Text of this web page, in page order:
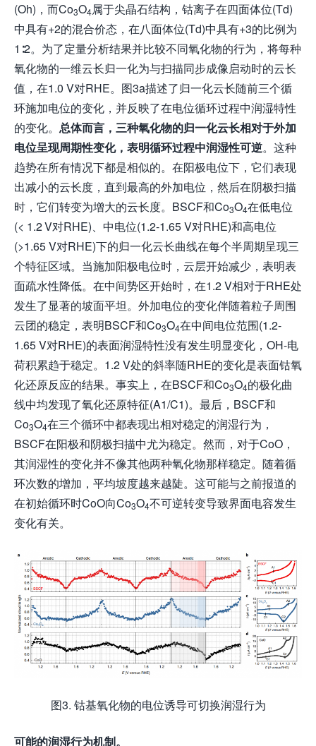
(Oh)，而Co3O4属于尖晶石结构，钴离子在四面体位(Td)
中具有+2的混合价态，在八面体位(Td)中具有+3的比例为
1∶2。为了定量分析结果并比较不同氧化物的行为，将每种
氧化物的一维云长归一化为与扫描同步成像启动时的云长
值，在1.0 V对RHE。图3a描述了归一化云长随前三个循
环施加电位的变化，并反映了在电位循环过程中润湿特性
的变化。 总体而言，三种氧化物的归一化云长相对于外加
电位呈现周期性变化，表明循环过程中润湿性可逆。这种
趋势在所有情况下都是相似的。在阳极电位下，它们表现
出减小的云长度，直到最高的外加电位，然后在阴极扫描
时，它们转变为增大的云长度。BSCF和Co3O4在低电位
(< 1.2 V对RHE)、中电位(1.2-1.65 V对RHE)和高电位
(>1.65 V对RHE)下的归一化云长曲线在每个半周期呈现三
个特征区域。当施加阳极电位时，云层开始减少，表明表
面疏水性降低。在中间势区开始时，在1.2 V相对于RHE处
发生了显著的坡面平坦。外加电位的变化伴随着粒子周围
云团的稳定，表明BSCF和Co3O4在中间电位范围(1.2-
1.65 V对RHE)的表面润湿特性没有发生明显变化，OH-电
荷积累趋于稳定。1.2 V处的斜率随RHE的变化是表面钴氧
化还原反应的结果。事实上，在BSCF和Co3O4的极化曲
线中均发现了氧化还原特征(A1/C1)。最后，BSCF和
Co3O4在三个循环中都表现出相对稳定的润湿行为，
BSCF在阳极和阴极扫描中尤为稳定。然而，对于CoO，
其润湿性的变化并不像其他两种氧化物那样稳定。随着循
环次数的增加，平均坡度越来越陡。这可能与之前报道的
在初始循环时CoO向Co3O4不可逆转变导致界面电容发生
变化有关。
图3. 钴基氧化物的电位诱导可切换润湿行为
可能的润湿行为机制。